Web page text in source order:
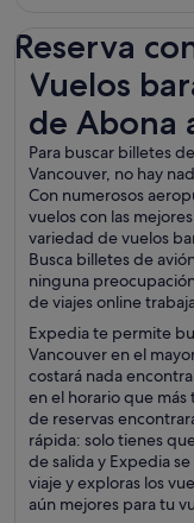
Reserva
Vuelos
de Abona
Para buscar billetes
Vancouver, no hay
Con numerosos
vuelos con las
variedad de vuelos
Busca billetes de
ninguna
de viajes online
Expedia te permite
Vancouver en el
costará nada
en el horario que
de reservas
rápida: solo tienes
de salida y Expedia
viaje y exploras los
aún mejores para tu
Vuelos baratos de